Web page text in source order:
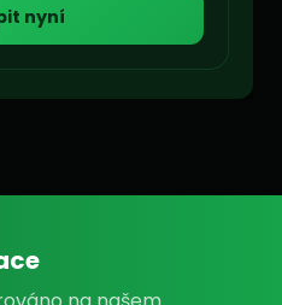
nyní